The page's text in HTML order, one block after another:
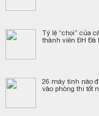
Tỷ lệ “chọi” của
thành viên ĐH Đà
26 máy tính nào
vào phòng thi tốt